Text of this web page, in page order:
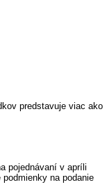
predstavuje viac ako
pojednávaní v apríli
na podanie